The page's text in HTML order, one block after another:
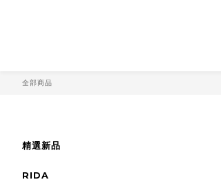
全部商品
精選新品
RIDA